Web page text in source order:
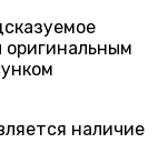
оригинальным
наличие